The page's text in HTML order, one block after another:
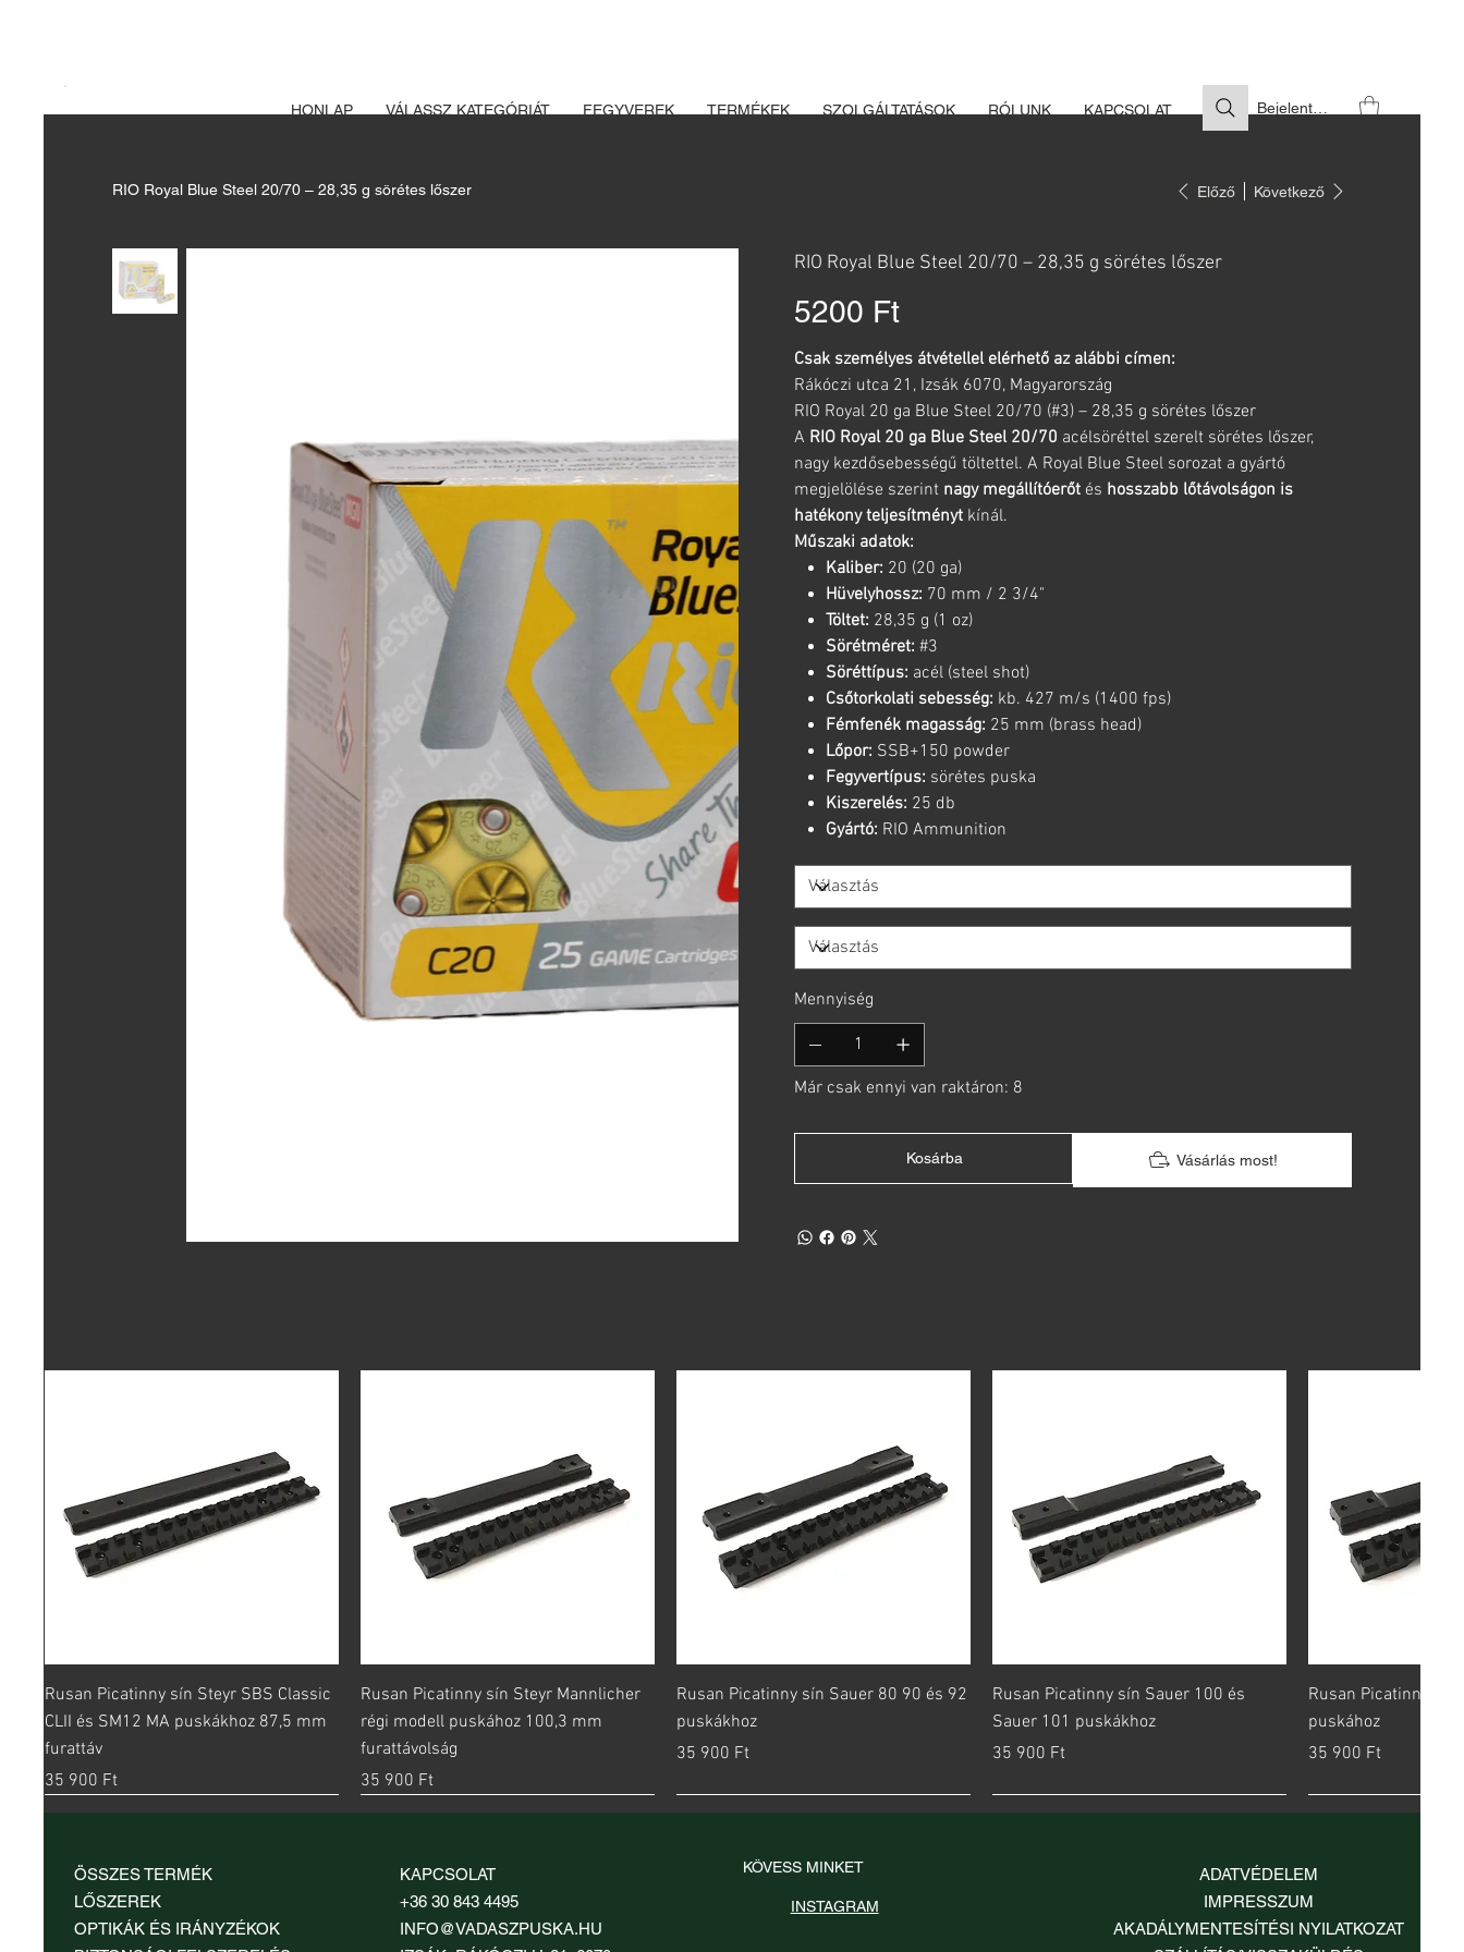
Bejelentkezés
HONLAP VÁLASSZ KATEGÓRIÁT FEGYVEREK TERMÉKEK SZOLGÁLTATÁSOK RÓLUNK KAPCSOLAT
RIO Royal Blue Steel 20/70 – 28,35 g sörétes lőszer Előző Következő
RIO Royal Blue Steel 20/70 – 28,35 g sörétes lőszer
5200 Ft
Csak személyes átvétellel elérhető az alábbi címen:
Rákóczi utca 21, Izsák 6070, Magyarország
RIO Royal 20 ga Blue Steel 20/70 (#3) – 28,35 g sörétes lőszer
A RIO Royal 20 ga Blue Steel 20/70 acélsöréttel szerelt sörétes lőszer,
nagy kezdősebességű töltettel. A Royal Blue Steel sorozat a gyártó
megjelölése szerint nagy megállítóerőtés hosszabb lőtávolságon is
hatékony teljesítménytkínál.
Műszaki adatok:
Kaliber: 20 (20 ga)
Hüvelyhossz: 70 mm / 2 3/4"
Töltet: 28,35 g (1 oz)
Sörétméret: #3
Söréttípus: acél (steel shot)
Csőtorkolati sebesség: kb. 427 m/s (1400 fps)
Fémfenék magasság: 25 mm (brass head)
Lőpor: SSB+150 powder
Fegyvertípus: sörétes puska
Kiszerelés: 25 db
Gyártó: RIO Ammunition
Mennyiség
Már csak ennyi van raktáron: 8
Kosárba Vásárlás most!
Gyorsnézet
Rusan Picatinny sín Steyr SBS Classic
CLII és SM12 MA puskákhoz 87,5 mm
furattáv
Ár
35 900 Ft
Gyorsnézet
Rusan Picatinny sín Steyr Mannlicher
régi modell puskához 100,3 mm
furattávolság
Ár
35 900 Ft
Gyorsnézet
Rusan Picatinny sín Sauer 80 90 és 92
puskákhoz
Ár
35 900 Ft
Gyorsnézet
Rusan Picatinny sín Sauer 100 és
Sauer 101 puskákhoz
Ár
35 900 Ft
Rusan Picatinny sín
puskához
Ár
35 900 Ft
ADATVÉDELEM
IMPRESSZUM
AKADÁLYMENTESÍTÉSI NYILATKOZAT
ÖSSZES TERMÉK
LŐSZEREK
OPTIKÁK ÉS IRÁNYZÉKOK
KÖVESS MINKET
INSTAGRAM
KAPCSOLAT
+36 30 843 4495
INFO@VADASZPUSKA.HU